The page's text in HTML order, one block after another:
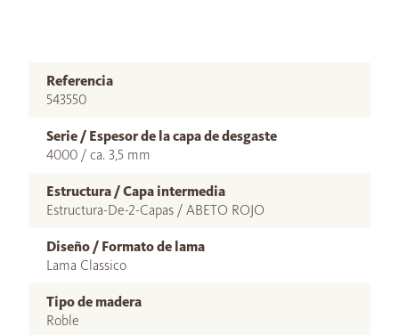
Referencia
543550
Serie / Espesor de la capa de desgaste
4000 / ca. 3,5 mm
Estructura / Capa intermedia
Estructura-De-2-Capas / ABETO ROJO
Diseño / Formato de lama
Lama Classico
Tipo de madera
Roble